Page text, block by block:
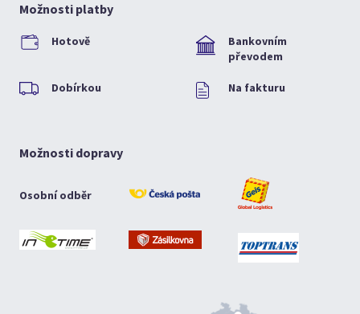
Možnosti platby
Hotově
Bankovním
převodem
Dobírkou Na fakturu
Možnosti dopravy
Osobní odběr